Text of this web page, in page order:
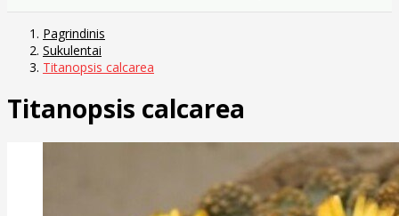
Pagrindinis
Sukulentai
Titanopsis calcarea
Titanopsis calcarea